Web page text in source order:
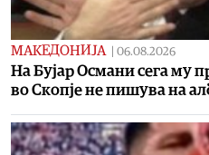
МАКЕДОНИЈА 06.08.2026
На Бујар Османи сега му
во Скопје не пишува на